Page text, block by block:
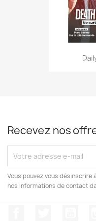
Recevez nos
Vous pouvez vous désinscrire
nos informations de contact